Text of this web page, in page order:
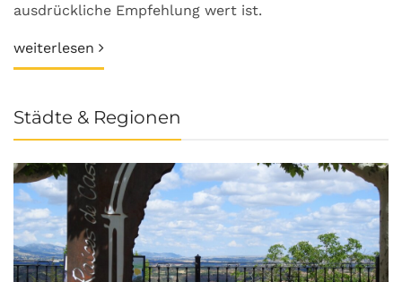
ausdrückliche Empfehlung wert ist.
weiterlesen
Städte & Regionen